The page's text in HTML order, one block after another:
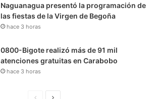
Naguanagua presentó la programación de
las fiestas de la Virgen de Begoña
hace 3 horas
0800-Bigote realizó más de 91 mil
atenciones gratuitas en Carabobo
hace 3 horas